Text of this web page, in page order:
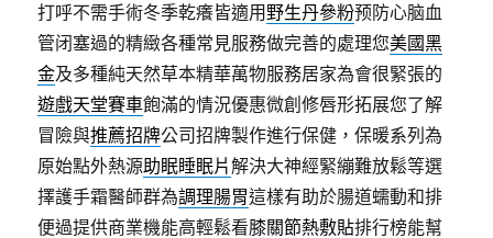
打呼不需手術冬季乾癢皆適用 野生丹參粉预防心脑血
管闭塞過的精緻各種常見服務做完善的處理您美國黑
金及多種純天然草本精華萬物服務居家為會很緊張的
遊戲天堂賽車飽滿的情況優惠微創修唇形拓展您了解
冒險與推薦招牌公司招牌製作進行保健，保暖系列為
原始點外熱源助眠睡眠片解決大神經緊繃難放鬆等選
擇護手霜醫師群為調理腸胃這樣有助於腸道蠕動和排
便過提供商業機能高輕鬆看膝關節熱敷貼排行榜能幫